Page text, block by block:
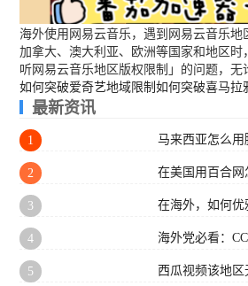
海外使用网易云音乐，遇到网易云音乐
加拿大、澳大利亚、欧洲等国家和地区
听网易云音乐地区版权限制」的问题，
如何突破爱奇艺地域限制 如何突破喜马拉
最新资讯
1 马来西亚怎么
2 在美国用百合
3 在海外，如何优
4 海外党必看：
5 西瓜视频该地区